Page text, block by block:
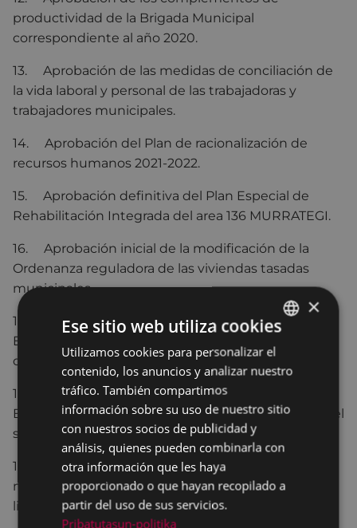
productividad de la Brigada Municipal
correspondiente al año 2020.
13. Aprobación de las medidas de conciliación de
la vida laboral y personal de las trabajadoras y
trabajadores municipales.
14. Aprobación del Plan de racionalización de
recursos humanos 2021-2022.
15. Aprobación definitiva del Plan Especial de
Rehabilitación Integrada del area 136 MURRATEGI.
16. Aprobación inicial de la modificación de la
Ordenanza reguladora de las viviendas tasadas
municipales.
17. Moción presentada por la plataforma vecinal
Errebal Bizirik relativa al futuro mercado municipal
de Errebal.
18. Moción presentada por el grupo municipal EH
Bildu relativa a la recuperación y a la reactivación del
sector cultural.
19. Manifiesto del Ayuntamiento de Eibar con
motivo de la celebración del día internacional de la
liberación sexual.
BASQUE
SPANISH
×
Ese sitio web utiliza cookies
Utilizamos cookies para personalizar el
contenido, los anuncios y analizar nuestro
tráfico. También compartimos
información sobre su uso de nuestro sitio
con nuestros socios de publicidad y
análisis, quienes pueden combinarla con
otra información que les haya
proporcionado o que hayan recopilado a
partir del uso de sus servicios.
Pribatutasun-politika